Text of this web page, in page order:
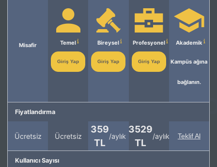
Misafir Temel
Giriş Yap
Bireysel
Giriş Yap
Profesyonel
Giriş Yap
Akademik
Kampüs ağına
bağlanın.
Fiyatlandırma
Ücretsiz Ücretsiz
359
TL
/aylık
3529
TL
/aylık Teklif Al
Kullanıcı Sayısı